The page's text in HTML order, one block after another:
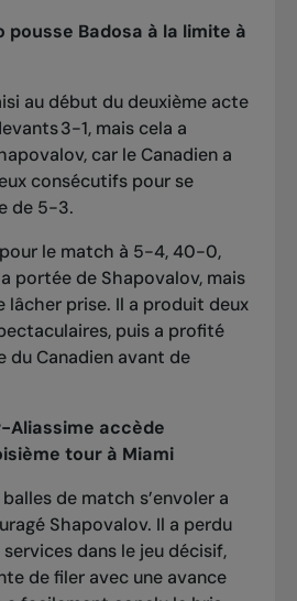
pousse Badosa à la limite à
au début du deuxième acte
3-1, mais cela a
car le Canadien a
consécutifs pour se
de 5-3.
le match à 5-4, 40-0,
portée de Shapovalov, mais
lâcher prise. Il a produit deux
puis a profité
du Canadien avant de
Aliassime accède
tour à Miami
de match s’envoler a
Shapovalov. Il a perdu
dans le jeu décisif,
de filer avec une avance